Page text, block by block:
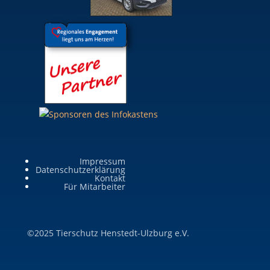
Impressum
Datenschutzerklärung
Kontakt
Für Mitarbeiter
©2025 Tierschutz Henstedt-Ulzburg e.V.